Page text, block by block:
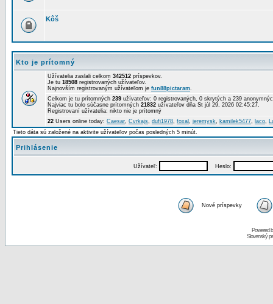
Kôš
Kto je prítomný
Užívatelia zaslali celkom 342512 príspevkov.
Je tu 18508 registrovaných užívateľov.
Najnovším registrovaným užívateľom je fun88pictaram.
Celkom je tu prítomných 239 užívateľov: 0 registrovaných, 0 skrytých a 239
Najviac tu bolo súčasne prítomných 21832 užívateľov dňa St júl 29, 2026 02:45:27.
Registrovaní užívatelia: nikto nie je prítomný
22 Users online today: Caesar, Cvrkajs, dufi1978, foxal , jeremysk, kamilek5477, laco,
Tieto dáta sú založené na aktivite užívateľov počas posledných 5 minút.
Prihlásenie
Užívateľ: Heslo:
Nové príspevky
Powered
Slovenský